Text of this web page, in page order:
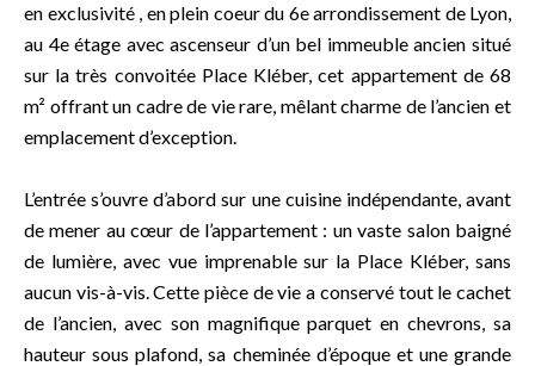
en exclusivité , en plein coeur du 6e arrondissement de Lyon,
au 4e étage avec ascenseur d’un bel immeuble ancien situé
sur la très convoitée Place Kléber, cet appartement de 68
m² offrant un cadre de vie rare, mêlant charme de l’ancien et
emplacement d’exception.
L’entrée s’ouvre d’abord sur une cuisine indépendante, avant
de mener au cœur de l’appartement : un vaste salon baigné
de lumière, avec vue imprenable sur la Place Kléber, sans
aucun vis-à-vis. Cette pièce de vie a conservé tout le cachet
de l’ancien, avec son magnifique parquet en chevrons, sa
hauteur sous plafond, sa cheminée d’époque et une grande